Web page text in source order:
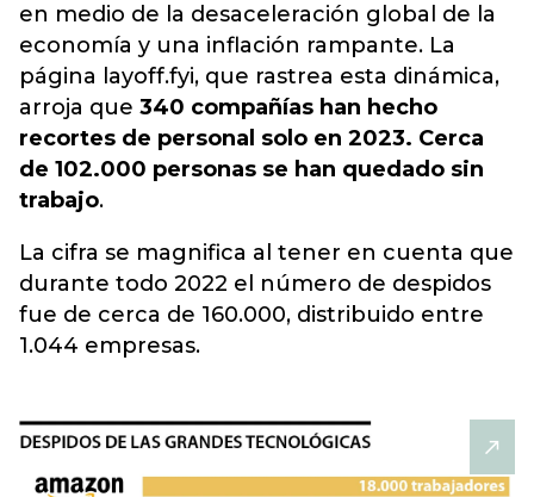
en medio de la desaceleración global de la
economía y una inflación rampante. La
página layoff.fyi, que rastrea esta dinámica,
arroja que 340 compañías han hecho
recortes de personal solo en 2023. Cerca
de 102.000 personas se han quedado sin
trabajo.
La cifra se magnifica al tener en cuenta que
durante todo 2022 el número de despidos
fue de cerca de 160.000, distribuido entre
1.044 empresas.